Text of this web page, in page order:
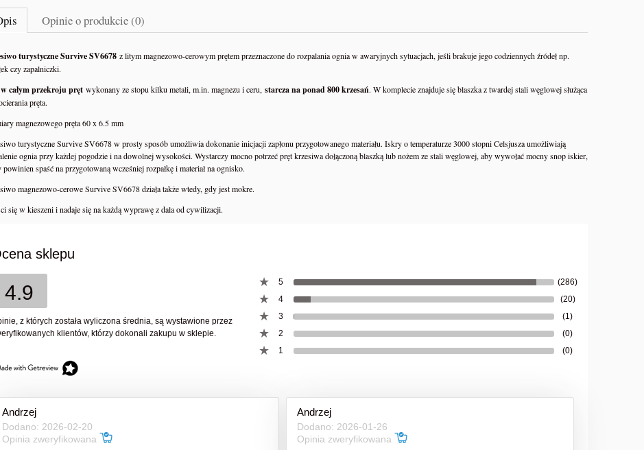
DZIKI PREPPERS
63,00 zł
Cena regularna:
do koszyka
Zamykarka do puszek wek maszyna
BIBLIA PREPPERSA – Kompletny
Przewodnik Przetrwania Dziki Preppers
151,00 zł
Opinie o produkcie (0)
turystyczne Survive SV6678 z litym magnezowo-cerowym prętem przeznaczone do rozpalania ognia w awaryjnych sytuacjach, jeśli brakuje jego codziennych źródeł np.
czy zapalniczki.
całym przekroju pręt wykonany ze stopu kilku metali, m.in. magnezu i ceru, starcza na ponad 800 krzesań. W komplecie znajduje się blaszka z twardej stali węglowej służąca
pręta.
magnezowego pręta 60 x 6.5 mm
turystyczne Survive SV6678 w prosty sposób umożliwia dokonanie inicjacji zapłonu przygotowanego materiału. Iskry o temperaturze 3000 stopni Celsjusza umożliwiają
ognia przy każdej pogodzie i na dowolnej wysokości. Wystarczy mocno potrzeć pręt krzesiwa dołączoną blaszką lub nożem ze stali węglowej, aby wywołać mocny snop iskier,
spaść na przygotowaną wcześniej rozpałkę i materiał na ognisko.
magnezowo-cerowe Survive SV6678 działa także wtedy, gdy jest mokre.
się w kieszeni i nadaje się na każdą wyprawę z dala od cywilizacji.
sklepu
4.9
z których została wyliczona średnia, są wystawione przez
klientów, którzy dokonali zakupu w sklepie.
5
(286)
4
(20)
3
(1)
2
(0)
1
(0)
Andrzej
Dodano: 2026-02-20
Opinia zweryfikowana
Andrzej
Dodano: 2026-01-26
Opinia zweryfikowana